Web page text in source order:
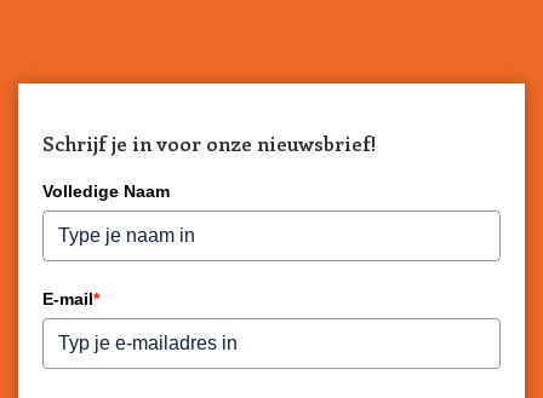
Schrijf je in voor onze nieuwsbrief!
Volledige Naam
E-mail*